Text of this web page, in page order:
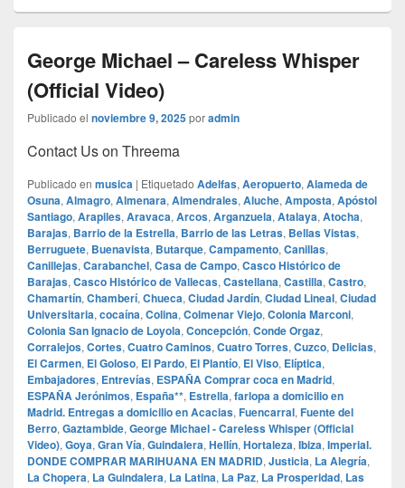
George Michael – Careless Whisper
(Official Video)
Publicado el noviembre 9, 2025poradmin
Contact Us on Threema
Publicado en musica | Etiquetado Adelfas, Aeropuerto, Alameda de
Osuna, Almagro, Almenara, Almendrales, Aluche, Amposta, Apóstol
Santiago, Arapiles, Aravaca, Arcos, Arganzuela, Atalaya, Atocha,
Barajas, Barrio de la Estrella, Barrio de las Letras, Bellas Vistas,
Berruguete, Buenavista, Butarque, Campamento, Canillas,
Canillejas, Carabanchel, Casa de Campo, Casco Histórico de
Barajas, Casco Histórico de Vallecas, Castellana, Castilla, Castro,
Chamartín, Chamberí, Chueca, Ciudad Jardín, Ciudad Lineal, Ciudad
Universitaria, cocaína, Colina, Colmenar Viejo, Colonia Marconi,
Colonia San Ignacio de Loyola, Concepción, Conde Orgaz,
Corralejos, Cortes, Cuatro Caminos, Cuatro Torres, Cuzco, Delicias,
El Carmen, El Goloso, El Pardo, El Plantío, El Viso, Elíptica,
Embajadores, Entrevías, ESPAÑA Comprar coca en Madrid,
ESPAÑA Jerónimos, España**, Estrella, farlopa a domicilio en
Madrid. Entregas a domicilio en Acacias, Fuencarral, Fuente del
Berro, Gaztambide, George Michael - Careless Whisper (Official
Video), Goya, Gran Vía, Guindalera, Hellín, Hortaleza, Ibiza, Imperial.
DONDE COMPRAR MARIHUANA EN MADRID, Justicia, La Alegría,
La Chopera, La Guindalera, La Latina, La Paz, La Prosperidad, Las